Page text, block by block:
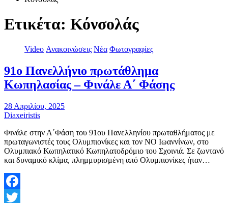
Ετικέτα: Κόνσολάς
Video Ανακοινώσεις Νέα Φωτογραφίες
91ο Πανελλήνιο πρωτάθλημα
Κωπηλασίας – Φινάλε Α΄ Φάσης
28 Απριλίου, 2025
Diaxeiristis
Φινάλε στην Α΄Φάση του 91ου Πανελληνίου πρωταθλήματος με
πρωταγωνιστές τους Ολυμπιονίκες και τον ΝΟ Ιωαννίνων, στο
Ολυμπιακό Κωπηλατικό Κωπηλατοδρόμιο του Σχοινιά. Σε ζωντανό
και δυναμικό κλίμα, πλημμυρισμένη από Ολυμπιονίκες ήταν…
Facebook